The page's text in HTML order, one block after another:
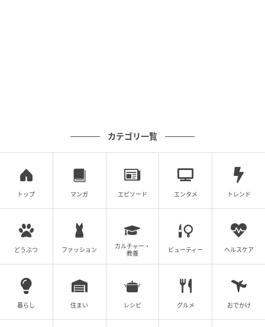
「ちゃんと話したい」と言っていたはずの彼が、楽し
そうに飲み会をしている姿。その光景を見た瞬間、私
の頭は真っ白になりました。
カテゴリ一覧
トップ マンガ エピソード エンタメ トレンド
どうぶつ ファッション
カルチャー・
教養
ビューティー ヘルスケア
暮らし 住まい レシピ グルメ おでかけ